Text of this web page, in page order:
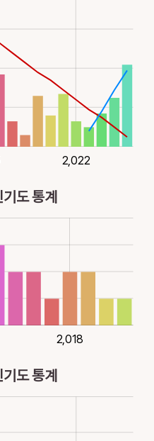
2,022
도 통계
2,018
도 통계